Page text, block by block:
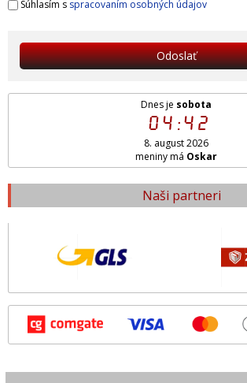
Súhlasím s spracovaním osobných údajov
Odoslať
Dnes je sobota
04:42
8. august 2026
meniny má Oskar
Naši partneri